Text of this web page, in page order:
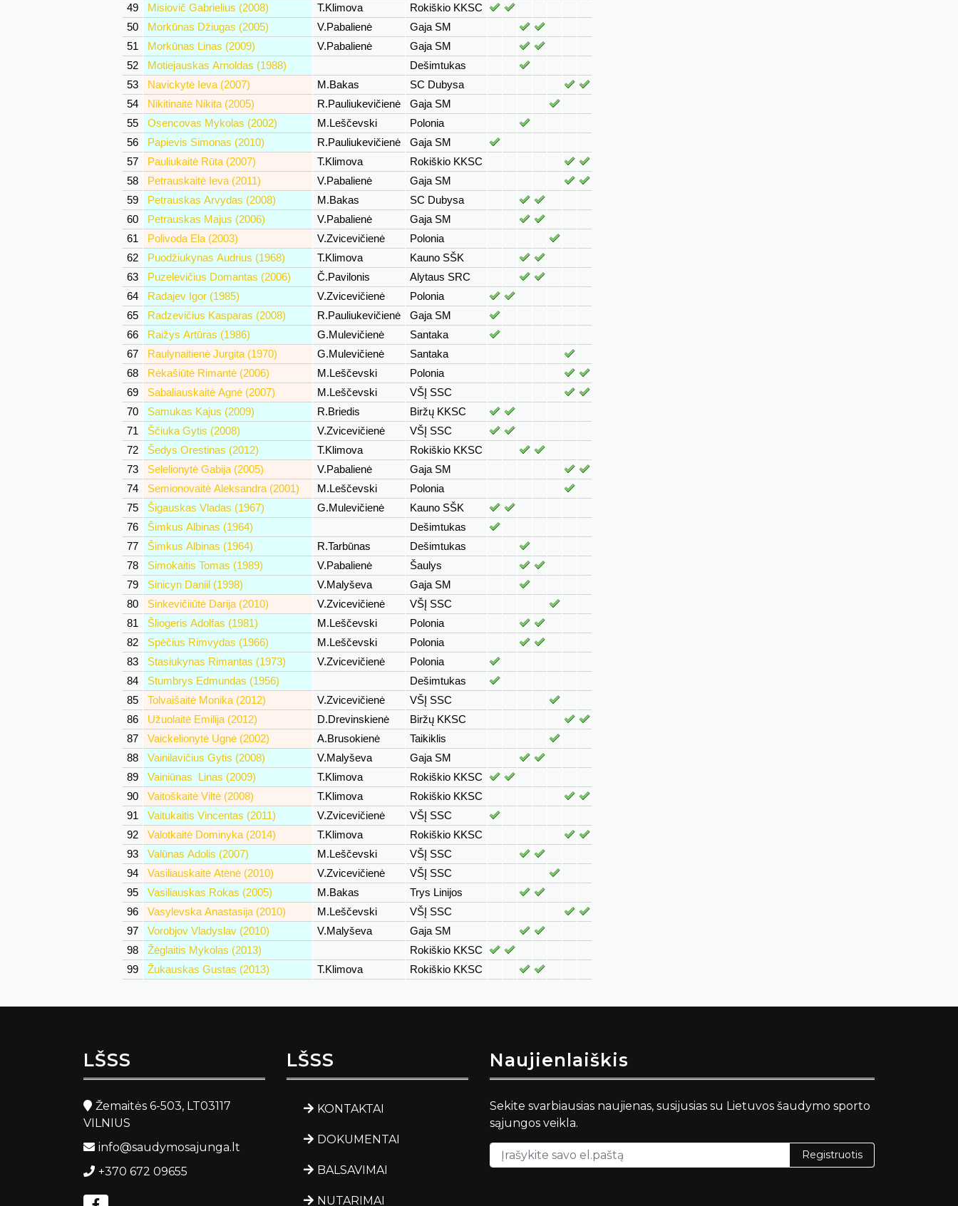
49
Misiovič Gabrielius (2008) T.Klimova
Rokiškio KKSC
50
Morkūnas Džiugas (2005) V.Pabalienė
Gaja SM
51
Morkūnas Linas (2009) V.Pabalienė
Gaja SM
52
Motiejauskas Arnoldas (1988)
Dešimtukas
53
Navickytė Ieva (2007) M.Bakas
SC Dubysa
54
Nikitinaitė Nikita (2005) R.Pauliukevičienė
Gaja SM
55
Osencovas Mykolas (2002) M.Leščevski
Polonia
56
Papievis Simonas (2010) R.Pauliukevičienė
Gaja SM
57
Pauliukaitė Rūta (2007) T.Klimova
Rokiškio KKSC
58
Petrauskaitė Ieva (2011) V.Pabalienė
Gaja SM
59
Petrauskas Arvydas (2008) M.Bakas
SC Dubysa
60
Petrauskas Majus (2006) V.Pabalienė
Gaja SM
61
Polivoda Ela (2003) V.Zvicevičienė
Polonia
62
Puodžiukynas Audrius (1968) T.Klimova
Kauno SŠK
63
Puzelevičius Domantas (2006) Č.Pavilonis
Alytaus SRC
64
Radajev Igor (1985) V.Zvicevičienė
Polonia
65
Radzevičius Kasparas (2008) R.Pauliukevičienė
Gaja SM
66
Raižys Artūras (1986) G.Mulevičienė
Santaka
67
Raulynaitienė Jurgita (1970) G.Mulevičienė
Santaka
68
Rėkašiūtė Rimantė (2006) M.Leščevski
Polonia
69
Sabaliauskaitė Agnė (2007) M.Leščevski
VŠĮ SSC
70
Samukas Kajus (2009) R.Briedis
Biržų KKSC
71
Ščiuka Gytis (2008) V.Zvicevičienė
VŠĮ SSC
72
Šedys Orestinas (2012) T.Klimova
Rokiškio KKSC
73
Selelionytė Gabija (2005) V.Pabalienė
Gaja SM
74
Semionovaitė Aleksandra (2001) M.Leščevski
Polonia
75
Šigauskas Vladas (1967) G.Mulevičienė
Kauno SŠK
76
Šimkus Albinas (1964)
Dešimtukas
77
Šimkus Albinas (1964) R.Tarbūnas
Dešimtukas
78
Simokaitis Tomas (1989) V.Pabalienė
Šaulys
79
Sinicyn Daniil (1998) V.Malyševa
Gaja SM
80
Sinkevičiiūtė Darija (2010) V.Zvicevičienė
VŠĮ SSC
81
Šliogeris Adolfas (1981) M.Leščevski
Polonia
82
Spėčius Rimvydas (1966) M.Leščevski
Polonia
83
Stasiukynas Rimantas (1973) V.Zvicevičienė
Polonia
84
Stumbrys Edmundas (1956)
Dešimtukas
85
Tolvaišaitė Monika (2012) V.Zvicevičienė
VŠĮ SSC
86
Užuolaitė Emilija (2012) D.Drevinskienė
Biržų KKSC
87
Vaickelionytė Ugnė (2002) A.Brusokienė
Taikiklis
88
Vainilavičius Gytis (2008) V.Malyševa
Gaja SM
89
Vainiūnas Linas (2009) T.Klimova
Rokiškio KKSC
90
Vaitoškaitė Viltė (2008) T.Klimova
Rokiškio KKSC
91
Vaitukaitis Vincentas (2011) V.Zvicevičienė
VŠĮ SSC
92
Valotkaitė Dominyka (2014) T.Klimova
Rokiškio KKSC
93
Valūnas Adolis (2007) M.Leščevski
VŠĮ SSC
94
Vasiliauskaitė Atėnė (2010) V.Zvicevičienė
VŠĮ SSC
95
Vasiliauskas Rokas (2005) M.Bakas
Trys Linijos
96
Vasylevska Anastasija (2010) M.Leščevski
VŠĮ SSC
97
Vorobjov Vladyslav (2010) V.Malyševa
Gaja SM
98
Žėglaitis Mykolas (2013)
Rokiškio KKSC
99
Žukauskas Gustas (2013) T.Klimova Rokiškio KKSC
LŠSS
Žemaitės 6-503, LT03117
VILNIUS
info@saudymosajunga.lt
+370 672 09655
LŠSS
KONTAKTAI
DOKUMENTAI
BALSAVIMAI
NUTARIMAI
Naujienlaiškis
Sekite svarbiausias naujienas, susijusias su Lietuvos šaudymo sporto
sąjungos veikla.
Registruotis